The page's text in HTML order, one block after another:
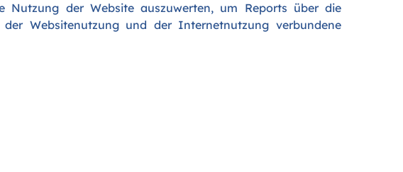
der Website auszuwerten, um Reports über die
Websitenutzung und der Internetnutzung verbundene